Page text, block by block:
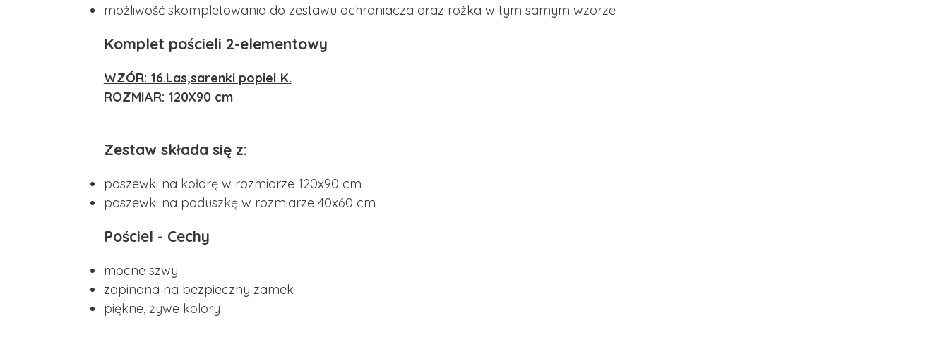
możliwość skompletowania do zestawu ochraniacza oraz rożka w tym samym wzorze
Komplet pościeli 2-elementowy
WZÓR: 16.Las,sarenki popiel K.
ROZMIAR: 120X90 cm
Zestaw składa się z:
poszewki na kołdrę w rozmiarze 120x90 cm
poszewki na poduszkę w rozmiarze 40x60 cm
Pościel - Cechy
mocne szwy
zapinana na bezpieczny zamek
piękne, żywe kolory